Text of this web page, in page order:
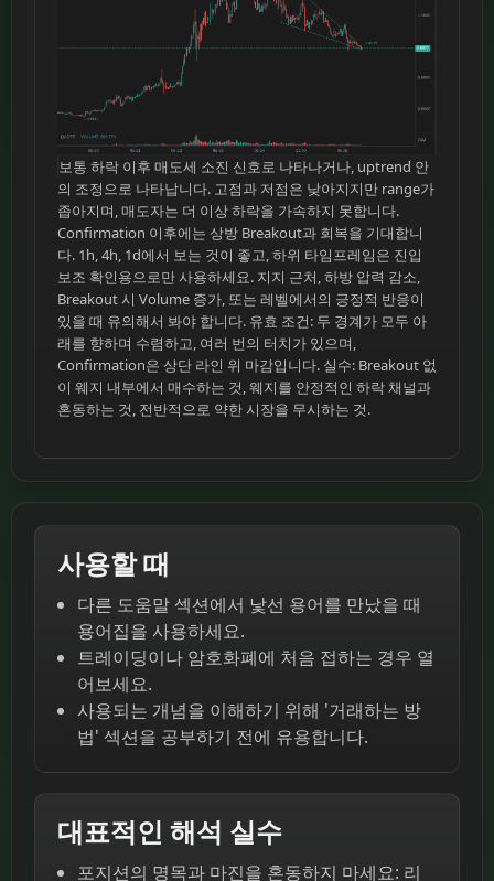
보통 하락 이후 매도세 소진 신호로 나타나거나, uptrend 안
의 조정으로 나타납니다. 고점과 저점은 낮아지지만 range가
좁아지며, 매도자는 더 이상 하락을 가속하지 못합니다.
Confirmation 이후에는 상방 Breakout과 회복을 기대합니
다. 1h, 4h, 1d에서 보는 것이 좋고, 하위 타임프레임은 진입
보조 확인용으로만 사용하세요. 지지 근처, 하방 압력 감소,
Breakout 시 Volume 증가, 또는 레벨에서의 긍정적 반응이
있을 때 유의해서 봐야 합니다. 유효 조건: 두 경계가 모두 아
래를 향하며 수렴하고, 여러 번의 터치가 있으며,
Confirmation은 상단 라인 위 마감입니다. 실수: Breakout 없
이 웨지 내부에서 매수하는 것, 웨지를 안정적인 하락 채널과
혼동하는 것, 전반적으로 약한 시장을 무시하는 것.
사용할 때
다른 도움말 섹션에서 낯선 용어를 만났을 때
용어집을 사용하세요.
트레이딩이나 암호화폐에 처음 접하는 경우 열
어보세요.
사용되는 개념을 이해하기 위해 '거래하는 방
법' 섹션을 공부하기 전에 유용합니다.
대표적인 해석 실수
포지션의 명목과 마진을 혼동하지 마세요: 리